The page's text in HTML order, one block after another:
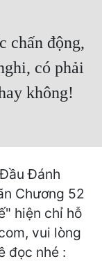
chấn động,
có phải
không!
Đánh
Chương 52
hiện chỉ hỗ
vui lòng
đọc nhé :